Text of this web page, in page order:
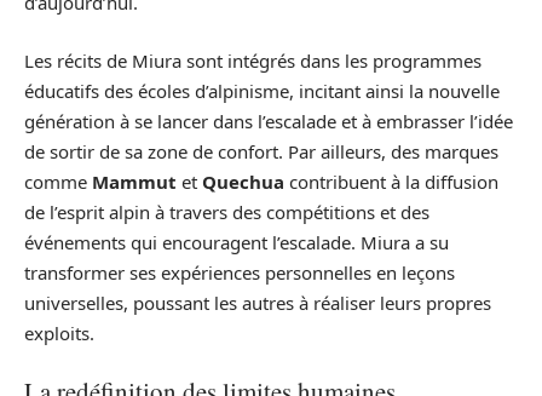
Les récits de Miura sont intégrés dans les programmes
éducatifs des écoles d’alpinisme, incitant ainsi la nouvelle
génération à se lancer dans l’escalade et à embrasser l’idée
de sortir de sa zone de confort. Par ailleurs, des marques
comme Mammut et Quechua contribuent à la diffusion
de l’esprit alpin à travers des compétitions et des
événements qui encouragent l’escalade. Miura a su
transformer ses expériences personnelles en leçons
universelles, poussant les autres à réaliser leurs propres
exploits.